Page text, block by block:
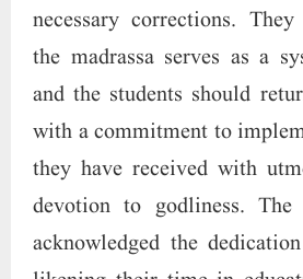
necessary corrections.
the madrassa serves as a
and the students should
with a commitment to
they have received with
devotion to godliness. The
acknowledged the